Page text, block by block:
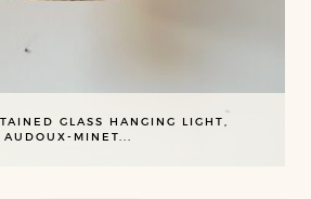
GLASS HANGING LIGHT,
AUDOUX-MINET...